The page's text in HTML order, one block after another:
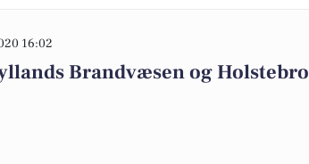
16:02
Brandvæsen og Holstebro